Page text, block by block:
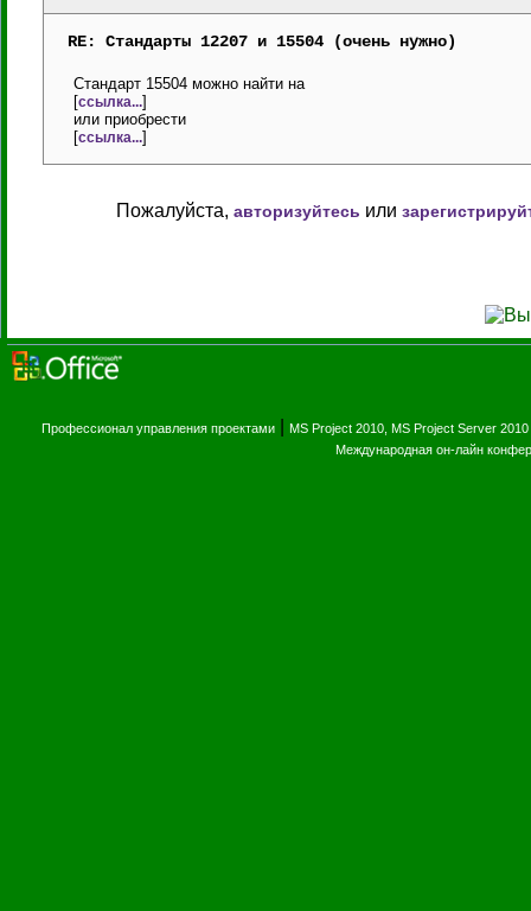
RE: Стандарты 12207 и 15504 (очень нужно)
Стандарт 15504 можно найти на
[ссылка...]
или приобрести
[ссылка...]
Пожалуйста, авторизуйтесь или
Профессионал управления проектами MS Project 2010, MS Project Server 2010
Международная он-лайн